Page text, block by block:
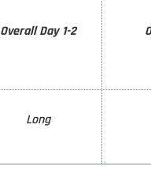
Overall Day 1-2
Long